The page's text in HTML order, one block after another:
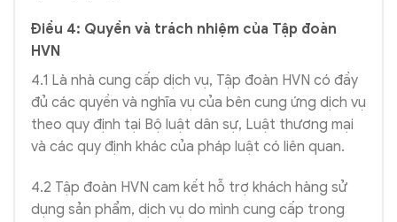
Điều 4: Quyền và trách nhiệm của Tập đoàn
HVN
4.1 Là nhà cung cấp dịch vụ, Tập đoàn HVN có đầy
đủ các quyền và nghĩa vụ của bên cung ứng dịch vụ
theo quy định tại Bộ luật dân sự, Luật thương mại
và các quy định khác của pháp luật có liên quan.
4.2 Tập đoàn HVN cam kết hỗ trợ khách hàng sử
dụng sản phẩm, dịch vụ do mình cung cấp trong